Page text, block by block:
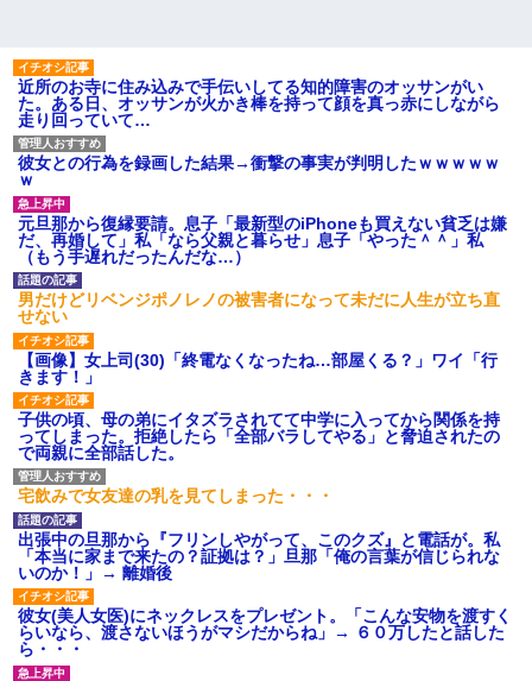
近所のお寺に住み込みで手伝いしてる知的障害のオッサンがい
た。ある日、オッサンが火かき棒を持って顔を真っ赤にしながら
走り回っていて…
彼女との行為を録画した結果→衝撃の事実が判明したｗｗｗｗｗ
ｗ
元旦那から復縁要請。息子「最新型のiPhoneも買えない貧乏は嫌
だ、再婚して」私「なら父親と暮らせ」息子「やった＾＾」私
（もう手遅れだったんだな…）
男だけどリベンジポノレノの被害者になって未だに人生が立ち直
せない
【画像】女上司(30)「終電なくなったね…部屋くる？」ワイ「行
きます！」
子供の頃、母の弟にイタズラされてて中学に入ってから関係を持
ってしまった。拒絶したら「全部バラしてやる」と脅迫されたの
で両親に全部話した。
宅飲みで女友達の乳を見てしまった・・・
出張中の旦那から『フリンしやがって、このクズ』と電話が。私
「本当に家まで来たの？証拠は？」旦那「俺の言葉が信じられな
いのか！」→ 離婚後
彼女(美人女医)にネックレスをプレゼント。「こんな安物を渡すく
らいなら、渡さないほうがマシだからね」→ ６０万したと話した
ら・・・